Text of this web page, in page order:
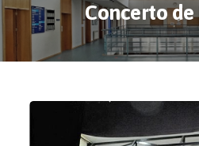
Concerto de